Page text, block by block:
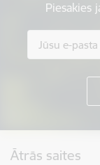
Piesakies
Ātrās saites